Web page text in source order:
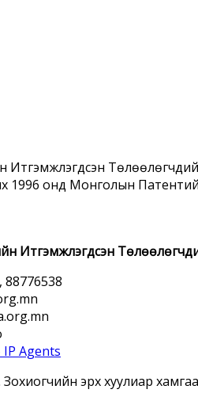
1996 онд Монголын
Итгэмжлэгдсэн
88776538
IP Agents
эрх хуулиар